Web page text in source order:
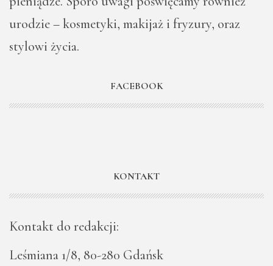
urodzie – kosmetyki, makijaż i fryzury, oraz
stylowi życia.
FACEBOOK
KONTAKT
Kontakt do redakcji:
Leśmiana 1/8, 80-280 Gdańsk